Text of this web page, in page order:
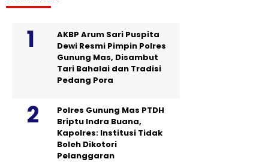
AKBP Arum Sari Puspita
Dewi Resmi Pimpin Polres
Gunung Mas, Disambut
Tari Bahalai dan Tradisi
Pedang Pora
Polres Gunung Mas PTDH
Briptu Indra Buana,
Kapolres: Institusi Tidak
Boleh Dikotori
Pelanggaran